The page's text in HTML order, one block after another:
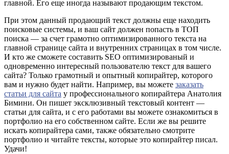
главной. Его еще иногда называют продающим текстом.
При этом данный продающий текст должны еще находить
поисковые системы, и ваш сайт должен попасть в ТОП
поиска — за счет грамотно оптимизированного текста на
главной странице сайта и внутренних страницах в том числе.
И кто же сможете составить SEO оптимизированый и
одновременно интересный пользователю текст для вашего
сайта? Только грамотный и опытный копирайтер, которого
вам и нужно будет найти. Например, вы можете заказать
статьи для сайта у профессионального копирайтера Анатолия
Бимини. Он пишет эксклюзивный текстовый контент —
статьи для сайта, и с его работами вы можете ознакомиться в
портфолио на его собственном сайте. Если же вы решите
искать копирайтера сами, также обязательно смотрите
портфолио и читайте тексты, которые это копирайтер писал.
Удачи!